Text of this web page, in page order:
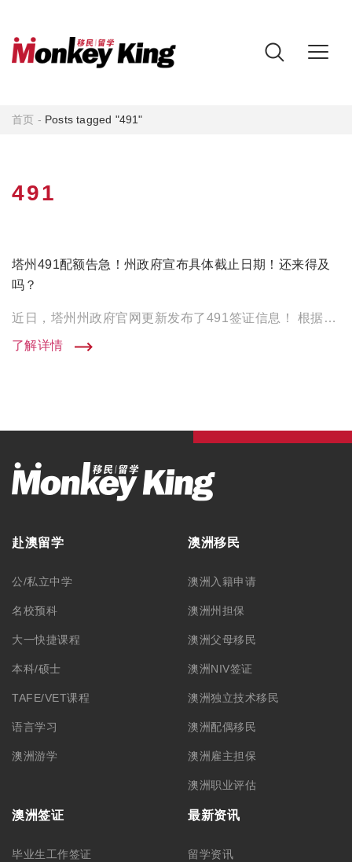
首页 - Posts tagged "491"
491
塔州491配额告急！州政府宣布具体截止日期！还来得及
吗？
近日，塔州州政府官网更新发布了491签证信息！ 根据官网详细信息，在本财政年塔州独立技术移民担保配额分配如下： […]
了解详情
赴澳留学
公/私立中学
名校预科
大一快捷课程
本科/硕士
TAFE/VET课程
语言学习
澳洲游学
澳洲移民
澳洲入籍申请
澳洲州担保
澳洲父母移民
澳洲NIV签证
澳洲独立技术移民
澳洲配偶移民
澳洲雇主担保
澳洲职业评估
澳洲签证
毕业生工作签证
最新资讯
留学资讯